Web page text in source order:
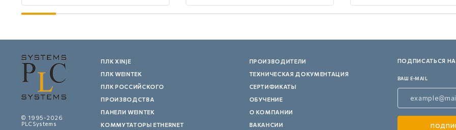
© 1995-2026
PLCSystems
ПЛК XINJE
ПЛК WEINTEK
ПЛК РОССИЙСКОГО
ПРОИЗВОДСТВА
ПАНЕЛИ WEINTEK
КОММУТАТОРЫ ETHERNET
ПРОИЗВОДИТЕЛИ
ТЕХНИЧЕСКАЯ ДОКУМЕНТАЦИЯ
СЕРТИФИКАТЫ
ОБУЧЕНИЕ
О КОМПАНИИ
ВАКАНСИИ
ПОДПИСАТЬСЯ
ВАШ E-MAIL